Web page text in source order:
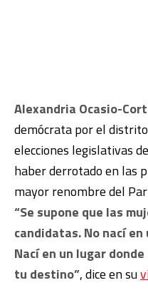
Alexandria Ocasio-
demócrata por el
elecciones legislativas
haber derrotado en las
mayor renombre del
“Se supone que las
candidatas. No nací
Nací en un lugar
tu destino”, dice en su